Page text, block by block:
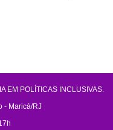
EM POLÍTICAS INCLUSIVAS.
- Maricá/RJ